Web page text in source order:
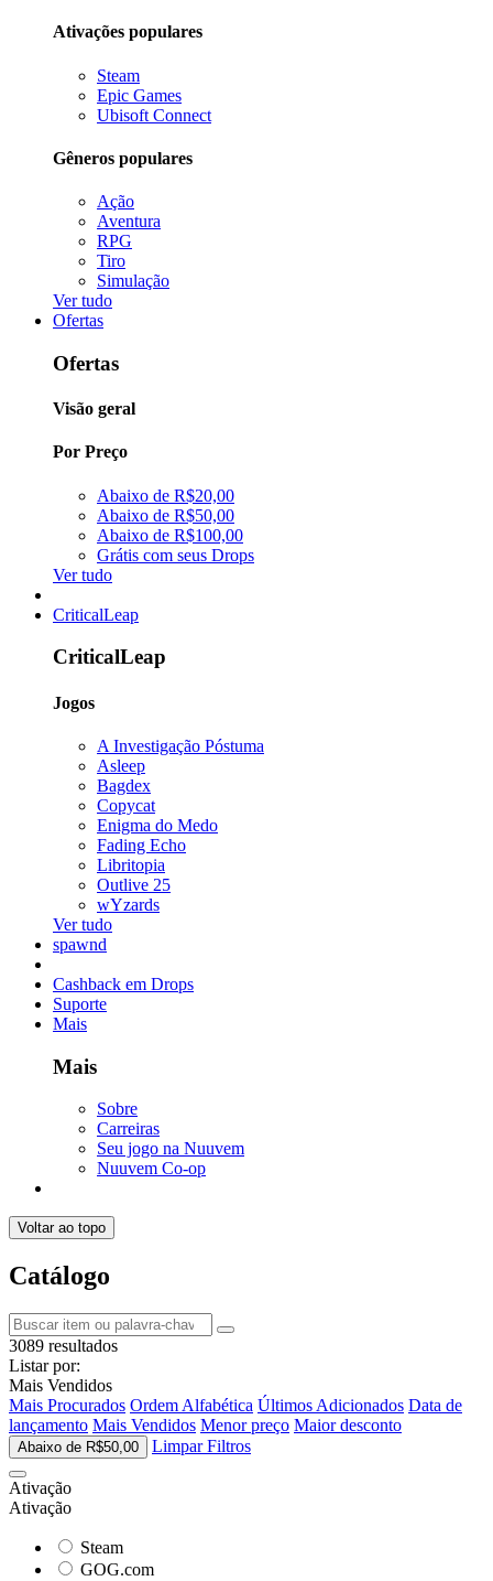
Ativações populares
Steam
Epic Games
Ubisoft Connect
Gêneros populares
Ação
Aventura
RPG
Tiro
Simulação
Ver tudo
Ofertas
Ofertas
Visão geral
Por Preço
Abaixo de R$20,00
Abaixo de R$50,00
Abaixo de R$100,00
Grátis com seus Drops
Ver tudo
CriticalLeap
CriticalLeap
Jogos
A Investigação Póstuma
Asleep
Bagdex
Copycat
Enigma do Medo
Fading Echo
Libritopia
Outlive 25
wYzards
Ver tudo
spawnd
Cashback em Drops
Suporte
Mais
Mais
Sobre
Carreiras
Seu jogo na Nuuvem
Nuuvem Co-op
Voltar ao topo
Catálogo
3089 resultados
Listar por:
Mais Vendidos
Mais Procurados Ordem Alfabética Últimos Adicionados Data de
lançamento Mais Vendidos Menor preço Maior desconto
Abaixo de R$50,00 Limpar Filtros
Ativação
Ativação
Steam
GOG.com